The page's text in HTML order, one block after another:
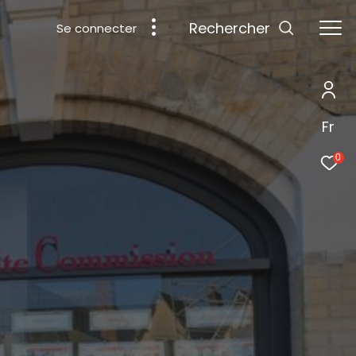
Fr
0
Se connecter rechercher